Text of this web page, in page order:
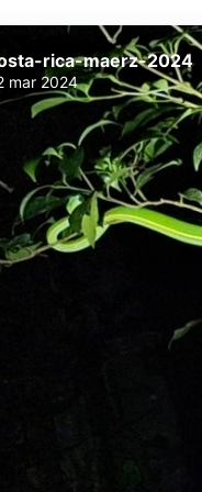
rica-maerz-2024
mar 2024